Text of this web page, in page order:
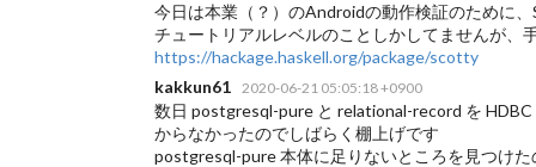
今日は本業（？）のAndroidの動作検証のために
チュートリアルレベルのことしかしてませんが、
https://hackage.haskell.org/package/scotty
kakkun61
2020-06-21 05:05:18 +0900
数日 postgresql-pure と relational-record を
からなかったのでしばらく棚上げです
postgresql-pure 本体に足りないところを見つけ